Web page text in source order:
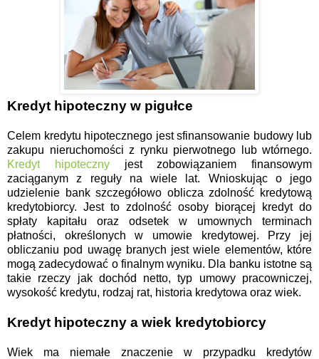
Kredyt hipoteczny w pigułce
Celem kredytu hipotecznego jest sfinansowanie budowy lub
zakupu nieruchomości z rynku pierwotnego lub wtórnego.
Kredyt hipotecznyjest zobowiązaniem finansowym
zaciąganym z reguły na wiele lat. Wnioskując o jego
udzielenie bank szczegółowo oblicza zdolność kredytową
kredytobiorcy. Jest to zdolność osoby biorącej kredyt do
spłaty kapitału oraz odsetek w umownych terminach
płatności, określonych w umowie kredytowej. Przy jej
obliczaniu pod uwagę branych jest wiele elementów, które
mogą zadecydować o finalnym wyniku. Dla banku istotne są
takie rzeczy jak dochód netto, typ umowy pracowniczej,
wysokość kredytu, rodzaj rat, historia kredytowa oraz wiek.
Kredyt hipoteczny a wiek kredytobiorcy
Wiek ma niemałe znaczenie w przypadku kredytów